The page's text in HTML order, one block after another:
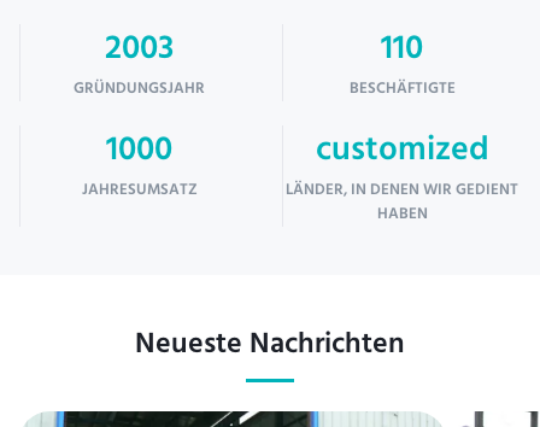
2003
GRÜNDUNGSJAHR
110
BESCHÄFTIGTE
1000
JAHRESUMSATZ
customized
LÄNDER, IN DENEN WIR GEDIENT
HABEN
Neueste Nachrichten